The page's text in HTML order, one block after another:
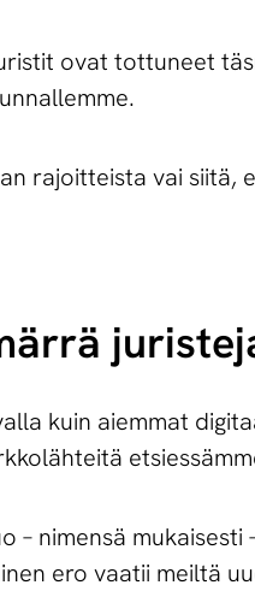
ovat tottuneet
rajoitteista vai siitä,
kuin aiemmat
– nimensä
ero vaatii meiltä